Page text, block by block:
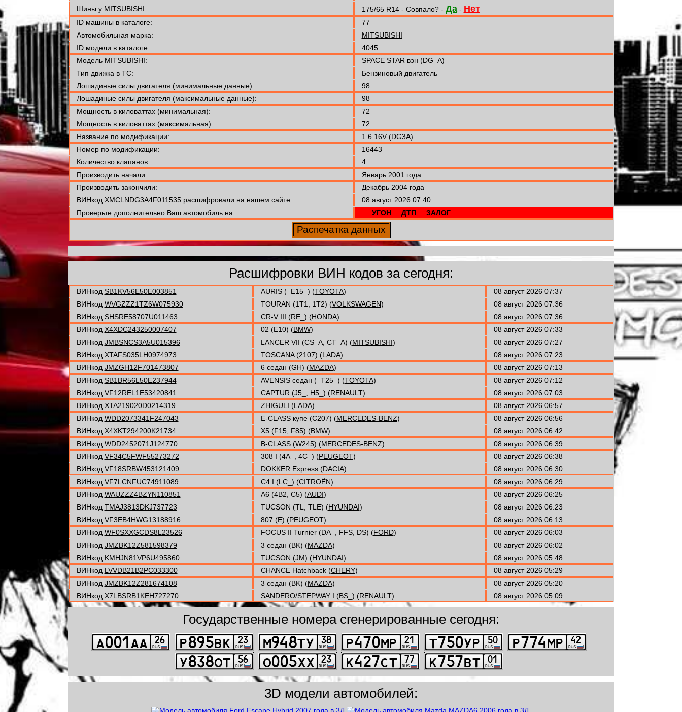
Шины у MITSUBISHI:
175/65 R14 - Совпало? - Да- Нет
ID машины в каталоге:
77
Автомобильная марка:
MITSUBISHI
ID модели в каталоге:
4045
Модель MITSUBISHI:
SPACE STAR вэн (DG_A)
Тип движка в ТС:
Бензиновый двигатель
Лошадиные силы двигателя (минимальные данные):
98
Лошадиные силы двигателя (максимальные данные):
98
Мощность в киловаттах (минимальная):
72
Мощность в киловаттах (максимальная):
72
Название по модификации:
1.6 16V (DG3A)
Номер по модификации:
16443
Количество клапанов:
4
Производить начали:
Январь 2001 года
Производить закончили:
Декабрь 2004 года
ВИНкод XMCLNDG3A4F011535 расшифровали на нашем сайте:
08 август 2026 07:40
Проверьте дополнительно Ваш автомобиль на:
УГОН ДТП ЗАЛОГ
Расшифровки ВИН кодов за сегодня:
ВИНкод SB1KV56E50E003851 AURIS (_E15_) (TOYOTA)
08 август 2026 07:37
ВИНкод WVGZZZ1TZ6W075930 TOURAN (1T1, 1T2) (VOLKSWAGEN)
08 август 2026 07:36
ВИНкод SHSRE58707U011463 CR-V III (RE_) (HONDA)
08 август 2026 07:36
ВИНкод X4XDC243250007407 02 (E10) (BMW)
08 август 2026 07:33
ВИНкод JMBSNCS3A5U015396 LANCER VII (CS_A, CT_A) (MITSUBISHI)
08 август 2026 07:27
ВИНкод XTAFS035LH0974973 TOSCANA (2107) (LADA)
08 август 2026 07:23
ВИНкод JMZGH12F701473807 6 седан (GH) (MAZDA)
08 август 2026 07:13
ВИНкод SB1BR56L50E237944 AVENSIS седан (_T25_) (TOYOTA)
08 август 2026 07:12
ВИНкод VF12REL1E53420841 CAPTUR (J5_, H5_) (RENAULT)
08 август 2026 07:03
ВИНкод XTA219020D0214319 ZHIGULI (LADA)
08 август 2026 06:57
ВИНкод WDD2073341F247043 E-CLASS купе (C207) (MERCEDES-BENZ)
08 август 2026 06:56
ВИНкод X4XKT294200K21734 X5 (F15, F85) (BMW)
08 август 2026 06:42
ВИНкод WDD2452071J124770 B-CLASS (W245) (MERCEDES-BENZ)
08 август 2026 06:39
ВИНкод VF34C5FWF55273272 308 I (4A_, 4C_) (PEUGEOT)
08 август 2026 06:38
ВИНкод VF18SRBW453121409 DOKKER Express (DACIA)
08 август 2026 06:30
ВИНкод VF7LCNFUC74911089 C4 I (LC_) (CITROËN)
08 август 2026 06:29
ВИНкод WAUZZZ4BZYN110851 A6 (4B2, C5) (AUDI)
08 август 2026 06:25
ВИНкод TMAJ3813DKJ737723 TUCSON (TL, TLE) (HYUNDAI)
08 август 2026 06:23
ВИНкод VF3EB4HWG13188916 807 (E) (PEUGEOT)
08 август 2026 06:13
ВИНкод WF0SXXGCDS8L23526 FOCUS II Turnier (DA_, FFS, DS) (FORD)
08 август 2026 06:03
ВИНкод JMZBK12Z581598379 3 седан (BK) (MAZDA)
08 август 2026 06:02
ВИНкод KMHJN81VP6U495860 TUCSON (JM) (HYUNDAI)
08 август 2026 05:48
ВИНкод LVVDB21B2PC033300 CHANCE Hatchback (CHERY)
08 август 2026 05:29
ВИНкод JMZBK12Z281674108 3 седан (BK) (MAZDA)
08 август 2026 05:20
ВИНкод X7LBSRB1KEH727270 SANDERO/STEPWAY I (BS_) (RENAULT) 08 август 2026 05:09
Государственные номера сгенерированные сегодня:
3D модели автомобилей: